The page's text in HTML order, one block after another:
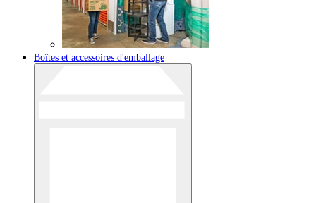
Boîtes et accessoires d'emballage